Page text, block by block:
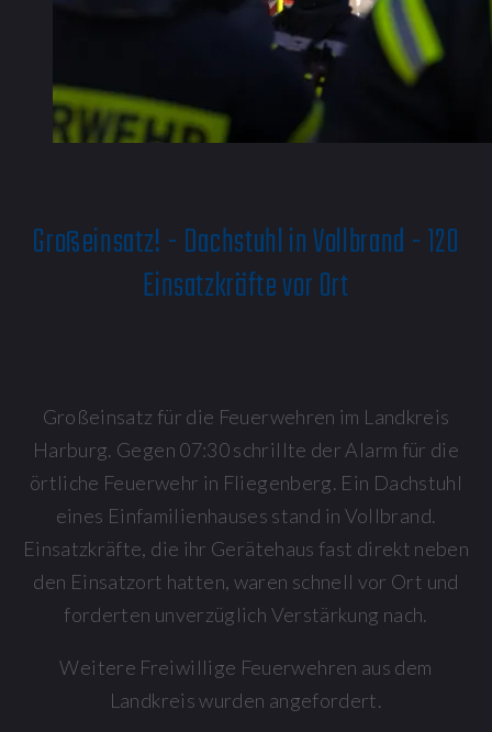
Großeinsatz! - Dachstuhl in Vollbrand - 120
Einsatzkräfte vor Ort
Großeinsatz für die Feuerwehren im Landkreis
Harburg. Gegen 07:30 schrillte der Alarm für die
örtliche Feuerwehr in Fliegenberg. Ein Dachstuhl
eines Einfamilienhauses stand in Vollbrand.
Einsatzkräfte, die ihr Gerätehaus fast direkt neben
den Einsatzort hatten, waren schnell vor Ort und
forderten unverzüglich Verstärkung nach.
Weitere Freiwillige Feuerwehren aus dem
Landkreis wurden angefordert.